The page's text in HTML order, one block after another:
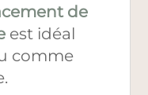
de
est idéal
comme